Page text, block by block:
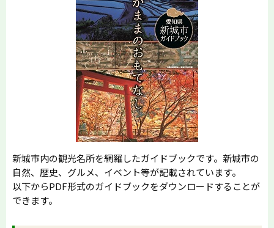
新城市内の観光名所を網羅したガイドブックです。新城市の
自然、歴史、グルメ、イベント等が記載されています。
以下からPDF形式のガイドブックをダウンロードすることが
できます。